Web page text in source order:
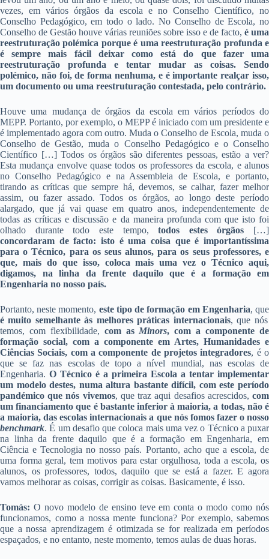
vezes, em vários órgãos da escola e no Conselho Científico, no
Conselho Pedagógico, em todo o lado. No Conselho de Escola, no
Conselho de Gestão houve várias reuniões sobre isso e de facto, é uma
reestruturação polémica porque é uma reestruturação profunda e
é sempre mais fácil deixar como está do que fazer uma
reestruturação profunda e tentar mudar as coisas. Sendo
polémico, não foi, de forma nenhuma, e é importante realçar isso,
um documento ou uma reestruturação contestada, pelo contrário.
Houve uma mudança de órgãos da escola em vários períodos do
MEPP. Portanto, por exemplo, o MEPP é iniciado com um presidente e
é implementado agora com outro. Muda o Conselho de Escola, muda o
Conselho de Gestão, muda o Conselho Pedagógico e o Conselho
Científico […] Todos os órgãos são diferentes pessoas, estão a ver?
Esta mudança envolve quase todos os professores da escola, e alunos
no Conselho Pedagógico e na Assembleia de Escola, e portanto,
tirando as críticas que sempre há, devemos, se calhar, fazer melhor
assim, ou fazer assado. Todos os órgãos, ao longo deste período
alargado, que já vai quase em quatro anos, independentemente de
todas as críticas e discussão e da maneira profunda com que isto foi
olhado durante todo este tempo,todos estes órgãos […]
concordaram de facto: isto é uma coisa que é importantíssima
para o Técnico, para os seus alunos, para os seus professores, e
que, mais do que isso, coloca mais uma vez o Técnico aqui,
digamos, na linha da frente daquilo que é a formação em
Engenharia no nosso país.
Portanto, neste momento, este tipo de formação em Engenharia, que
é muito semelhante às melhores práticas internacionais, que nós
temos, com flexibilidade, com as Minors, com a componente de
formação social, com a componente em Artes, Humanidades e
Ciências Sociais, com a componente de projetos integradores, é o
que se faz nas escolas de topo a nível mundial, nas escolas de
Engenharia. O Técnico é a primeira Escola a tentar implementar
um modelo destes, numa altura bastante difícil, com este período
pandémico que nós vivemos, que traz aqui desafios acrescidos,com
um financiamento que é bastante inferior à maioria, a todas, não é
a maioria, das escolas internacionais a que nós fomos fazer o nosso
benchmark. É um desafio que coloca mais uma vez o Técnico a puxar
na linha da frente daquilo que é a formação em Engenharia, em
Ciência e Tecnologia no nosso país. Portanto, acho que a escola, de
uma forma geral, tem motivos para estar orgulhosa, toda a escola, os
alunos, os professores, todos, daquilo que se está a fazer. E agora
vamos melhorar as coisas, corrigir as coisas. Basicamente, é isso.
Tomás: O novo modelo de ensino teve em conta o modo como nós
funcionamos, como a nossa mente funciona? Por exemplo, sabemos
que a nossa aprendizagem é otimizada se for realizada em períodos
espaçados, e no entanto, neste momento, temos aulas de duas horas.